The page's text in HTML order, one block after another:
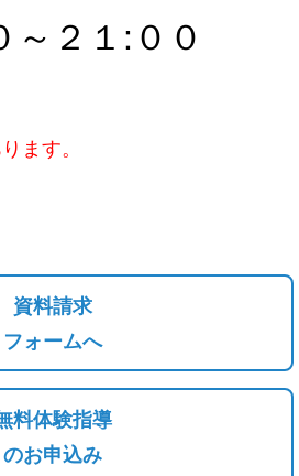
～２１ :０ ０
ます。
資料請求
フォームへ
料体験指導
のお申込み